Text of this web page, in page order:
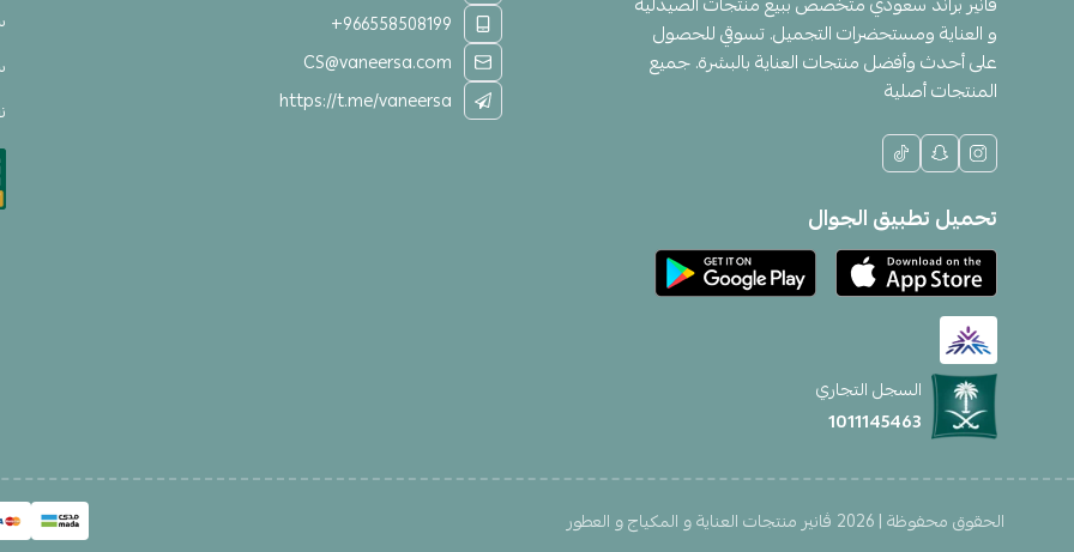
و العناية ومستحضرات التجميل. تسوقي للحصول
على أحدث وأفضل منتجات العناية بالبشرة. جميع
المنتجات أصلية
تحميل تطبيق الجوال
السجل التجاري
1011145463
+966558508199
CS@vaneersa.com
https://t.me/vaneersa
الحقوق محفوظة | 2026 ڤانير منتجات العناية و المكياج و العطور